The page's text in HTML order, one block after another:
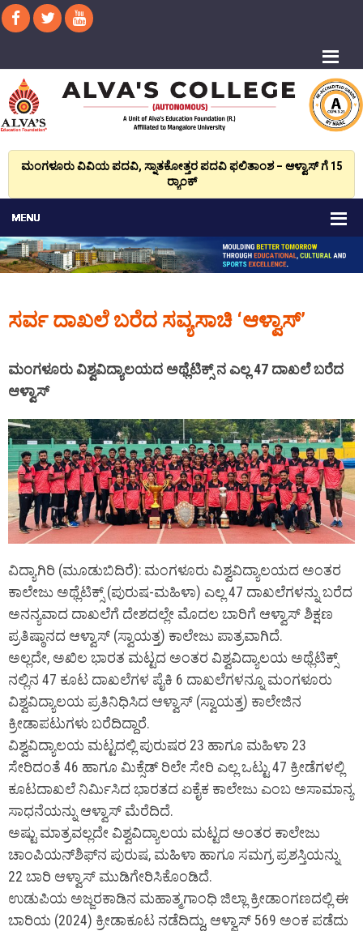
ಮಂಗಳೂರು ವಿವಿಯ ಪದವಿ, ಸ್ನಾತಕೋತ್ತರ ಪದವಿ ಫಲಿತಾಂಶ – ಆಳ್ವಾಸ್ ಗೆ 15
ರ್‍ಯಾಂಕ್‌
ಸರ್ವ ದಾಖಲೆ ಬರೆದ ಸವ್ಯಸಾಚಿ ‘ಆಳ್ವಾಸ್’
ಮಂಗಳೂರು ವಿಶ್ವವಿದ್ಯಾಲಯದ ಅಥ್ಲೆಟಿಕ್ಸ್ ನ ಎಲ್ಲ 47 ದಾಖಲೆ ಬರೆದ
ಆಳ್ವಾಸ್
ವಿದ್ಯಾಗಿರಿ (ಮೂಡುಬಿದಿರೆ): ಮಂಗಳೂರು ವಿಶ್ವವಿದ್ಯಾಲಯದ ಅಂತರ
ಕಾಲೇಜು ಅಥ್ಲೆಟಿಕ್ಸ್ (ಪುರುಷ-ಮಹಿಳಾ) ಎಲ್ಲ 47 ದಾಖಲೆಗಳನ್ನು ಬರೆದ
ಅನನ್ಯವಾದ ದಾಖಲೆಗೆ ದೇಶದಲ್ಲೇ ಮೊದಲ ಬಾರಿಗೆ ಆಳ್ವಾಸ್ ಶಿಕ್ಷಣ
ಪ್ರತಿಷ್ಠಾನದ ಆಳ್ವಾಸ್ (ಸ್ವಾಯತ್ತ) ಕಾಲೇಜು ಪಾತ್ರವಾಗಿದೆ.
ಅಲ್ಲದೇ, ಅಖಿಲ ಭಾರತ ಮಟ್ಟದ ಅಂತರ ವಿಶ್ವವಿದ್ಯಾಲಯ ಅಥ್ಲೆಟಿಕ್ಸ್
ನಲ್ಲಿನ 47 ಕೂಟ ದಾಖಲೆಗಳ ಪೈಕಿ 6 ದಾಖಲೆಗಳನ್ನೂ ಮಂಗಳೂರು
ವಿಶ್ವವಿದ್ಯಾಲಯ ಪ್ರತಿನಿಧಿಸಿದ ಆಳ್ವಾಸ್ (ಸ್ವಾಯತ್ತ) ಕಾಲೇಜಿನ
ಕ್ರೀಡಾಪಟುಗಳು ಬರೆದಿದ್ದಾರೆ.
ವಿಶ್ವವಿದ್ಯಾಲಯ ಮಟ್ಟದಲ್ಲಿ ಪುರುಷರ 23 ಹಾಗೂ ಮಹಿಳಾ 23
ಸೇರಿದಂತೆ 46 ಹಾಗೂ ಮಿಕ್ಸೆಡ್ ರಿಲೇ ಸೇರಿ ಎಲ್ಲ ಒಟ್ಟು 47 ಕ್ರೀಡೆಗಳಲ್ಲಿ
ಕೂಟದಾಖಲೆ ನಿರ್ಮಿಸಿದ ಭಾರತದ ಏಕೈಕ ಕಾಲೇಜು ಎಂಬ ಅಸಾಮಾನ್ಯ
ಸಾಧನೆಯನ್ನು ಆಳ್ವಾಸ್ ಮೆರೆದಿದೆ.
ಅಷ್ಟು ಮಾತ್ರವಲ್ಲದೇ ವಿಶ್ವವಿದ್ಯಾಲಯ ಮಟ್ಟದ ಅಂತರ ಕಾಲೇಜು
ಚಾಂಪಿಯನ್‌ಶಿಫ್‌ನ ಪುರುಷ, ಮಹಿಳಾ ಹಾಗೂ ಸಮಗ್ರ ಪ್ರಶಸ್ತಿಯನ್ನು
22 ಬಾರಿ ಆಳ್ವಾಸ್ ಮುಡಿಗೇರಿಸಿಕೊಂಡಿದೆ.
ಉಡುಪಿಯ ಅಜ್ಜರಕಾಡಿನ ಮಹಾತ್ಮಗಾಂಧಿ ಜಿಲ್ಲಾ ಕ್ರೀಡಾಂಗಣದಲ್ಲಿ ಈ
ಬಾರಿಯ (2024) ಕ್ರೀಡಾಕೂಟ ನಡೆದಿದ್ದು, ಆಳ್ವಾಸ್ 569 ಅಂಕ ಪಡೆದು